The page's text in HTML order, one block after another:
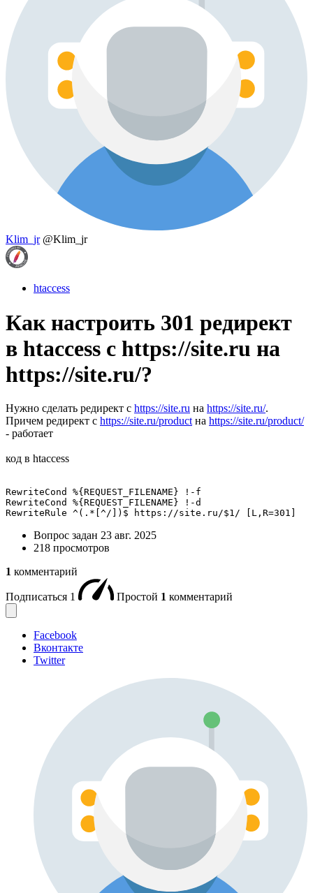
Klim_jr @Klim_jr
htaccess
Как настроить 301 редирект
в htaccess с https://site.ru на
https://site.ru/?
Нужно сделать редирект с https://site.ru на https://site.ru/.
Причем редирект с https://site.ru/product на https://site.ru/product/
- работает
код в htaccess
RewriteCond %{REQUEST_FILENAME} !-f
RewriteCond %{REQUEST_FILENAME} !-d
RewriteRule ^(.*[^/])$ https://site.ru/$1/ [L,R=301]
Вопрос задан 23 авг. 2025
218 просмотров
1 комментарий
Подписаться 1 Простой 1 комментарий
Facebook
Вконтакте
Twitter